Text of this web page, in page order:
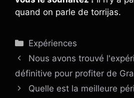
quand on parle de torrijas.
Catégories
Expériences
Nous avons trouvé
définitive pour profiter de
Quelle est la meilleure